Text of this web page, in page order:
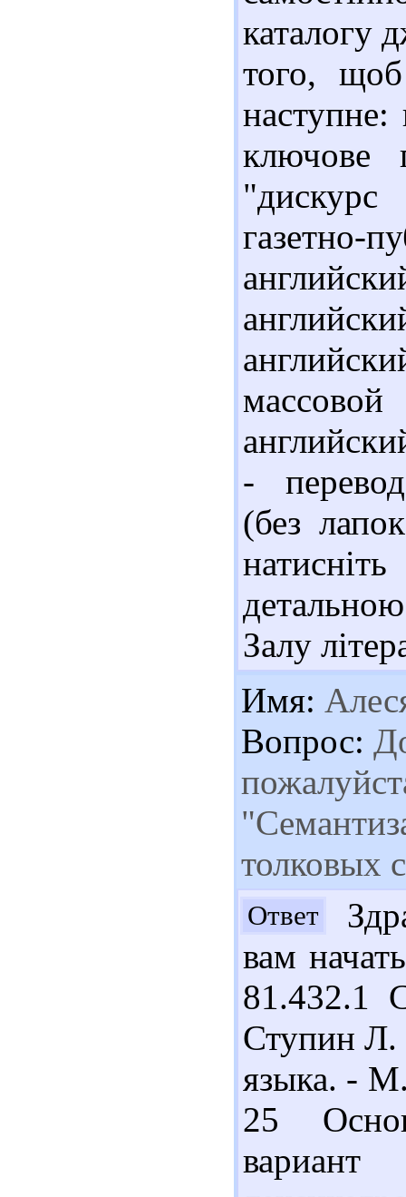
каталогу
того,
ключове
-
(без
Залу
Имя:
Вопрос:
толковых
Ответ
вам
81.432.1
Ступин Л.
языка. -
25